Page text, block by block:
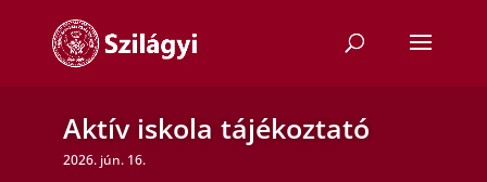
Aktív iskola tájékoztató
2026. jún. 16.